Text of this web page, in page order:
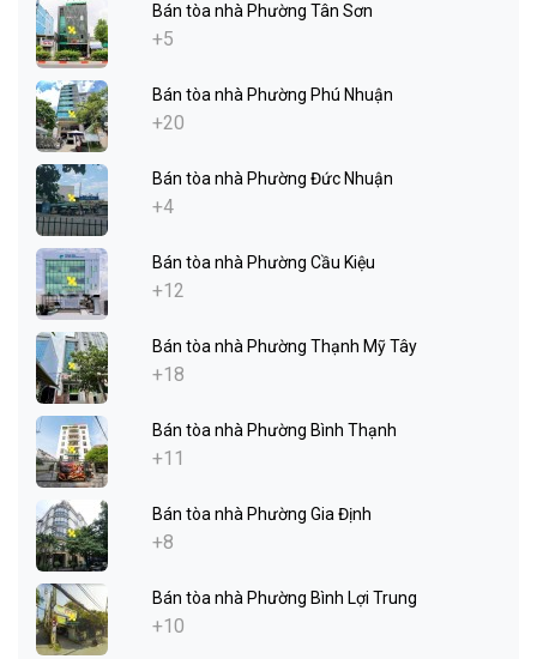
Bán tòa nhà Phường Tân Sơn
+5
Bán tòa nhà Phường Phú Nhuận
+20
Bán tòa nhà Phường Đức Nhuận
+4
Bán tòa nhà Phường Cầu Kiệu
+12
Bán tòa nhà Phường Thạnh Mỹ Tây
+18
Bán tòa nhà Phường Bình Thạnh
+11
Bán tòa nhà Phường Gia Định
+8
Bán tòa nhà Phường Bình Lợi Trung
+10